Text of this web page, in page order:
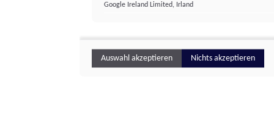
Google Ireland Limited, Irland
Auswahl akzeptieren Nichts akzeptieren